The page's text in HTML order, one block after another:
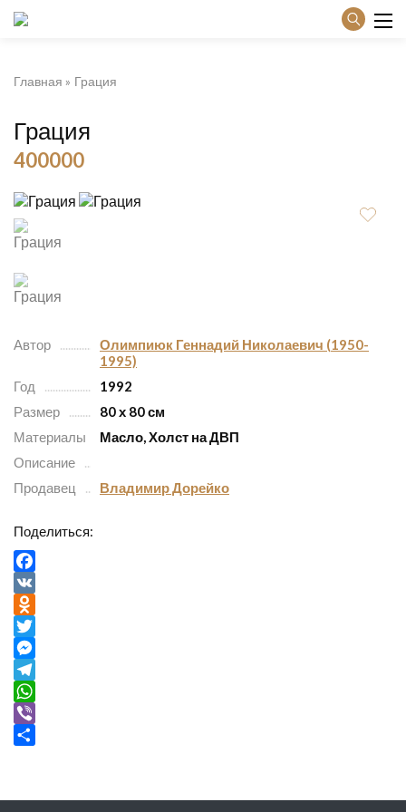
Главная Грация
Грация
400000
Автор
Олимпиюк Геннадий Николаевич (1950-
1995)
Год
1992
Размер
80 х 80 см
Материалы
Масло, Холст на ДВП
Описание
Продавец
Владимир Дорейко
Поделиться:
Facebook
VK
Odnoklassniki
Twitter
Messenger
Telegram
WhatsApp
Viber